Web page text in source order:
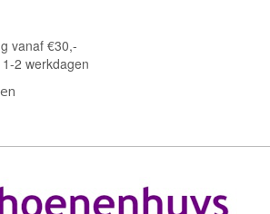
vanaf €30,-
2 werkdagen